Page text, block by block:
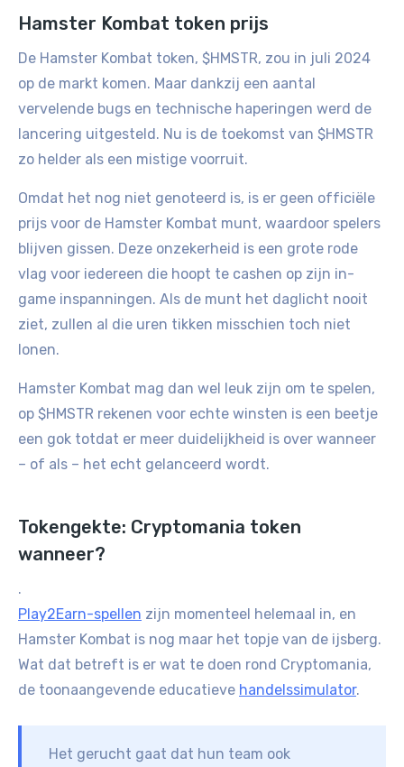
Hamster Kombat token prijs
De Hamster Kombat token, $HMSTR, zou in juli 2024
op de markt komen. Maar dankzij een aantal
vervelende bugs en technische haperingen werd de
lancering uitgesteld. Nu is de toekomst van $HMSTR
zo helder als een mistige voorruit.
Omdat het nog niet genoteerd is, is er geen officiële
prijs voor de Hamster Kombat munt, waardoor spelers
blijven gissen. Deze onzekerheid is een grote rode
vlag voor iedereen die hoopt te cashen op zijn in-
game inspanningen. Als de munt het daglicht nooit
ziet, zullen al die uren tikken misschien toch niet
lonen.
Hamster Kombat mag dan wel leuk zijn om te spelen,
op $HMSTR rekenen voor echte winsten is een beetje
een gok totdat er meer duidelijkheid is over wanneer
– of als – het echt gelanceerd wordt.
Tokengekte: Cryptomania token
wanneer?
.
Play2Earn-spellen zijn momenteel helemaal in, en
Hamster Kombat is nog maar het topje van de ijsberg.
Wat dat betreft is er wat te doen rond Cryptomania,
de toonaangevende educatieve handelssimulator.
Het gerucht gaat dat hun team ook